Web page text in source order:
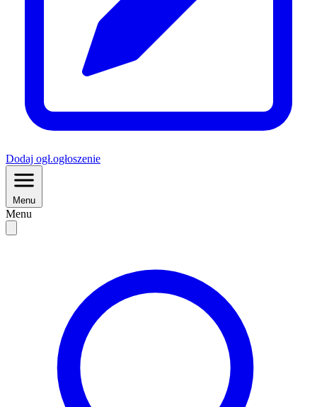
Dodaj ogł.ogłoszenie
Menu
Menu